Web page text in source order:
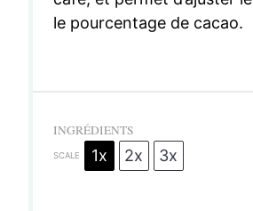
le pourcentage de cacao.
INGRÉDIENTS
SCALE 1x 2x 3x